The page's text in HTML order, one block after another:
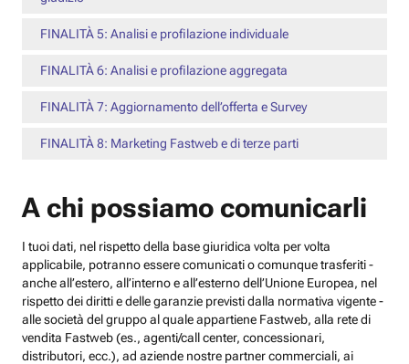
FINALITÀ 5: Analisi e profilazione individuale
FINALITÀ 6: Analisi e profilazione aggregata
FINALITÀ 7: Aggiornamento dell’offerta e Survey
FINALITÀ 8: Marketing Fastweb e di terze parti
A chi possiamo comunicarli
I tuoi dati, nel rispetto della base giuridica volta per volta
applicabile, potranno essere comunicati o comunque trasferiti -
anche all’estero, all’interno e all’esterno dell’Unione Europea, nel
rispetto dei diritti e delle garanzie previsti dalla normativa vigente -
alle società del gruppo al quale appartiene Fastweb, alla rete di
vendita Fastweb (es., agenti/call center, concessionari,
distributori, ecc.), ad aziende nostre partner commerciali, ai